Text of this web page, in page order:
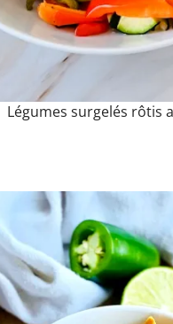
Légumes surgelés rôtis